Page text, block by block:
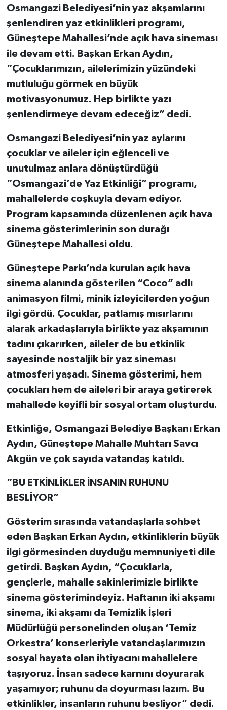
Osmangazi Belediyesi’nin yaz akşamlarını
şenlendiren yaz etkinlikleri programı,
Güneştepe Mahallesi’nde açık hava sineması
ile devam etti. Başkan Erkan Aydın,
“Çocuklarımızın, ailelerimizin yüzündeki
mutluluğu görmek en büyük
motivasyonumuz. Hep birlikte yazı
şenlendirmeye devam edeceğiz” dedi.
Osmangazi Belediyesi’nin yaz aylarını
çocuklar ve aileler için eğlenceli ve
unutulmaz anlara dönüştürdüğü
“Osmangazi’de Yaz Etkinliği” programı,
mahallelerde coşkuyla devam ediyor.
Program kapsamında düzenlenen açık hava
sinema gösterimlerinin son durağı
Güneştepe Mahallesi oldu.
Güneştepe Parkı’nda kurulan açık hava
sinema alanında gösterilen “Coco” adlı
animasyon filmi, minik izleyicilerden yoğun
ilgi gördü. Çocuklar, patlamış mısırlarını
alarak arkadaşlarıyla birlikte yaz akşamının
tadını çıkarırken, aileler de bu etkinlik
sayesinde nostaljik bir yaz sineması
atmosferi yaşadı. Sinema gösterimi, hem
çocukları hem de aileleri bir araya getirerek
mahallede keyifli bir sosyal ortam oluşturdu.
Etkinliğe, Osmangazi Belediye Başkanı Erkan
Aydın, Güneştepe Mahalle Muhtarı Savcı
Akgün ve çok sayıda vatandaş katıldı.
“BU ETKİNLİKLER İNSANIN RUHUNU
BESLİYOR”
Gösterim sırasında vatandaşlarla sohbet
eden Başkan Erkan Aydın, etkinliklerin büyük
ilgi görmesinden duyduğu memnuniyeti dile
getirdi. Başkan Aydın, “Çocuklarla,
gençlerle, mahalle sakinlerimizle birlikte
sinema gösterimindeyiz. Haftanın iki akşamı
sinema, iki akşamı da Temizlik İşleri
Müdürlüğü personelinden oluşan ‘Temiz
Orkestra’ konserleriyle vatandaşlarımızın
sosyal hayata olan ihtiyacını mahallelere
taşıyoruz. İnsan sadece karnını doyurarak
yaşamıyor; ruhunu da doyurması lazım. Bu
etkinlikler, insanların ruhunu besliyor” dedi.